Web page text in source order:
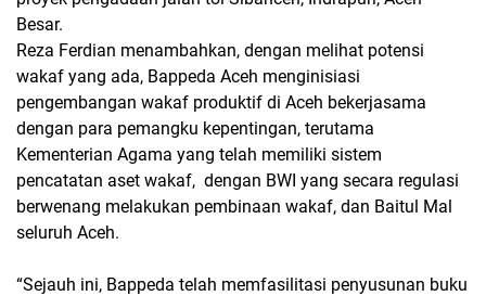
Besar.
Reza Ferdian menambahkan, dengan melihat potensi
wakaf yang ada, Bappeda Aceh menginisiasi
pengembangan wakaf produktif di Aceh bekerjasama
dengan para pemangku kepentingan, terutama
Kementerian Agama yang telah memiliki sistem
pencatatan aset wakaf, dengan BWI yang secara regulasi
berwenang melakukan pembinaan wakaf, dan Baitul Mal
seluruh Aceh.
“Sejauh ini, Bappeda telah memfasilitasi penyusunan buku